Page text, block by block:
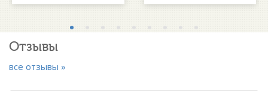
Отзывы
все отзывы »